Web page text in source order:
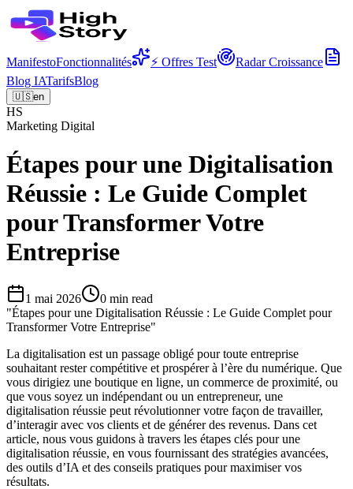
ManifestoFonctionnalités ⚡ Offres Test
Radar Croissance
Blog IATarifsBlog
🇺🇸en
HS
Marketing Digital
Étapes pour une Digitalisation
Réussie : Le Guide Complet
pour Transformer Votre
Entreprise
1 mai 2026 0 min read
"Étapes pour une Digitalisation Réussie : Le Guide Complet pour
Transformer Votre Entreprise"
La digitalisation est un passage obligé pour toute entreprise
souhaitant rester compétitive et prospérer à l’ère du numérique. Que
vous dirigiez une boutique en ligne, un commerce de proximité, ou
que vous soyez un indépendant ou un entrepreneur, une
digitalisation réussie peut révolutionner votre façon de travailler,
d’interagir avec vos clients et de générer des revenus. Dans cet
article, nous vous guidons à travers les étapes clés pour une
digitalisation réussie, en vous fournissant des stratégies avancées,
des outils d’IA et des conseils pratiques pour maximiser vos
résultats.